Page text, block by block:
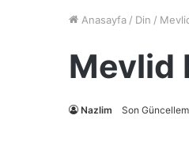
Anasayfa / Din /
Mevlid
Nazlim Son